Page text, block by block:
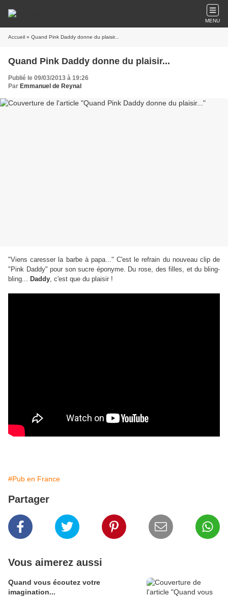
MENU
Accueil » Quand Pink Daddy donne du plaisir...
Quand Pink Daddy donne du plaisir...
Publié le 09/03/2013 à 19:26
Par Emmanuel de Reynal
"Viens caresser la barbe à papa..." C'est le refrain du nouveau clip de
"Pink Daddy" pour son sucre éponyme. Du rose, des filles, et du bling-
bling... Daddy, c'est que du plaisir !
#Pub en France
Partager
Vous aimerez aussi
Quand vous écoutez votre
imagination...